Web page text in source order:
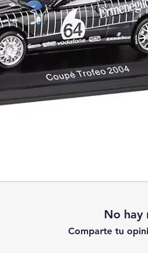
No hay
Comparte tu